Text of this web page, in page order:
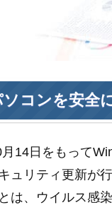
コンを安全
14日をもって
ュリティ更新が
は、ウイルス感